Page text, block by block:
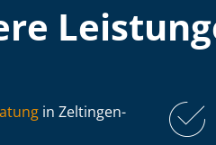
in Zeltingen-